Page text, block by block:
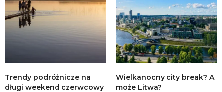
Trendy podróżnicze na
długi weekend czerwcowy
Wielkanocny city break? A
może Litwa?